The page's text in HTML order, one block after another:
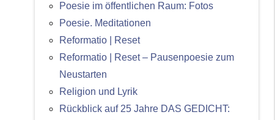
Poesie im öffentlichen Raum: Fotos
Poesie. Meditationen
Reformatio | Reset
Reformatio | Reset – Pausenpoesie zum
Neustarten
Religion und Lyrik
Rückblick auf 25 Jahre DAS GEDICHT: